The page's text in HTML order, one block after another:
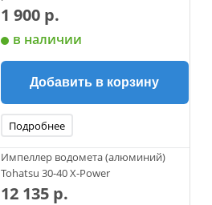
1 900 р.
в наличии
Добавить в корзину
Подробнее
Импеллер водомета (алюминий)
Tohatsu 30-40 X-Power
12 135 р.